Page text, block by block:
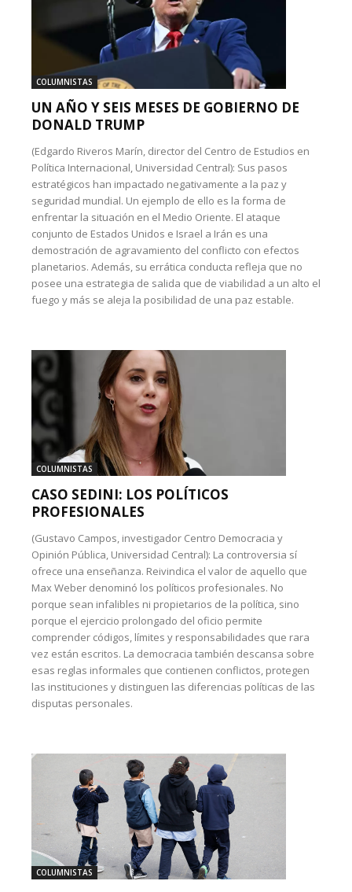
COLUMNISTAS
UN AÑO Y SEIS MESES DE GOBIERNO DE
DONALD TRUMP
(Edgardo Riveros Marín, director del Centro de Estudios en
Política Internacional, Universidad Central): Sus pasos
estratégicos han impactado negativamente a la paz y
seguridad mundial. Un ejemplo de ello es la forma de
enfrentar la situación en el Medio Oriente. El ataque
conjunto de Estados Unidos e Israel a Irán es una
demostración de agravamiento del conflicto con efectos
planetarios. Además, su errática conducta refleja que no
posee una estrategia de salida que de viabilidad a un alto el
fuego y más se aleja la posibilidad de una paz estable.
COLUMNISTAS
CASO SEDINI: LOS POLÍTICOS
PROFESIONALES
(Gustavo Campos, investigador Centro Democracia y
Opinión Pública, Universidad Central): La controversia sí
ofrece una enseñanza. Reivindica el valor de aquello que
Max Weber denominó los políticos profesionales. No
porque sean infalibles ni propietarios de la política, sino
porque el ejercicio prolongado del oficio permite
comprender códigos, límites y responsabilidades que rara
vez están escritos. La democracia también descansa sobre
esas reglas informales que contienen conflictos, protegen
las instituciones y distinguen las diferencias políticas de las
disputas personales.
COLUMNISTAS